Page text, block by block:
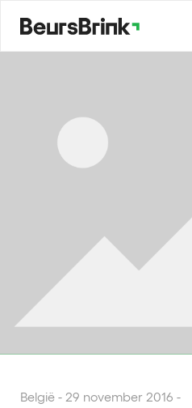
België - 29 november 2016 -